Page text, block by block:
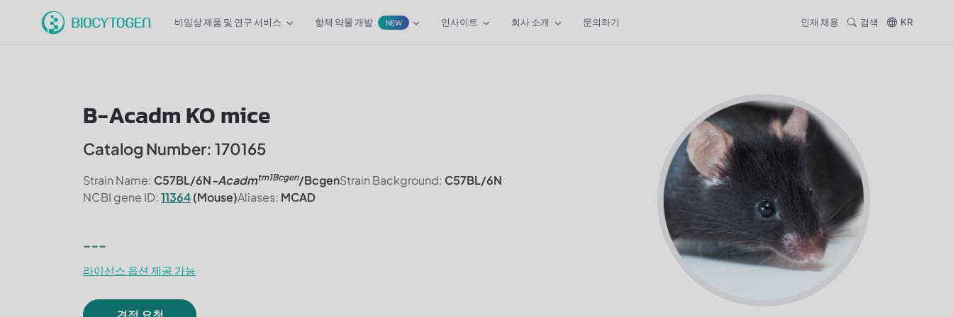
비임상 제품 및 연구 서비스 항체 약물 개발 NEW 인사이트 회사 소개 문의하기 인재 채용 검색 KR
B-Acadm KO mice
Catalog Number: 170165
Strain Name: C57BL/6N-Acadmtm1Bcgen/BcgenStrain Background: C57BL/6N
NCBI gene ID: 11364(Mouse)Aliases: MCAD
---
라이선스 옵션 제공 가능